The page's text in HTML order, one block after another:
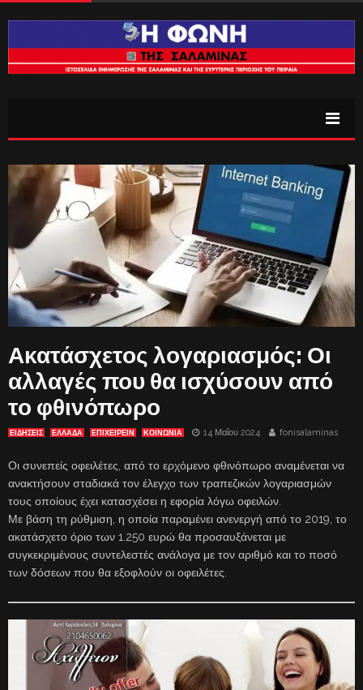
Ακατάσχετος λογαριασμός: Οι
αλλαγές που θα ισχύσουν από
το φθινόπωρο
ΕΙΔΗΣΕΙΣ ΕΛΛΑΔΑ ΕΠΙΧΕΙΡΕΙΝ ΚΟΙΝΩΝΙΑ 14 Μαΐου 2024 fonisalaminas
Οι συνεπείς οφειλέτες, από το ερχόμενο φθινόπωρο αναμένεται να
ανακτήσουν σταδιακά τον έλεγχο των τραπεζικών λογαριασμών
τους οποίους έχει κατασχέσει η εφορία λόγω οφειλών.
Με βάση τη ρύθμιση, η οποία παραμένει ανενεργή από το 2019, το
ακατάσχετο όριο των 1.250 ευρώ θα προσαυξάνεται με
συγκεκριμένους συντελεστές ανάλογα με τον αριθμό και το ποσό
των δόσεων που θα εξοφλούν οι οφειλέτες.